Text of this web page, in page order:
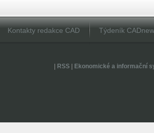
Kontakty redakce CAD Týdeník
RSS| Ekonomické a informační